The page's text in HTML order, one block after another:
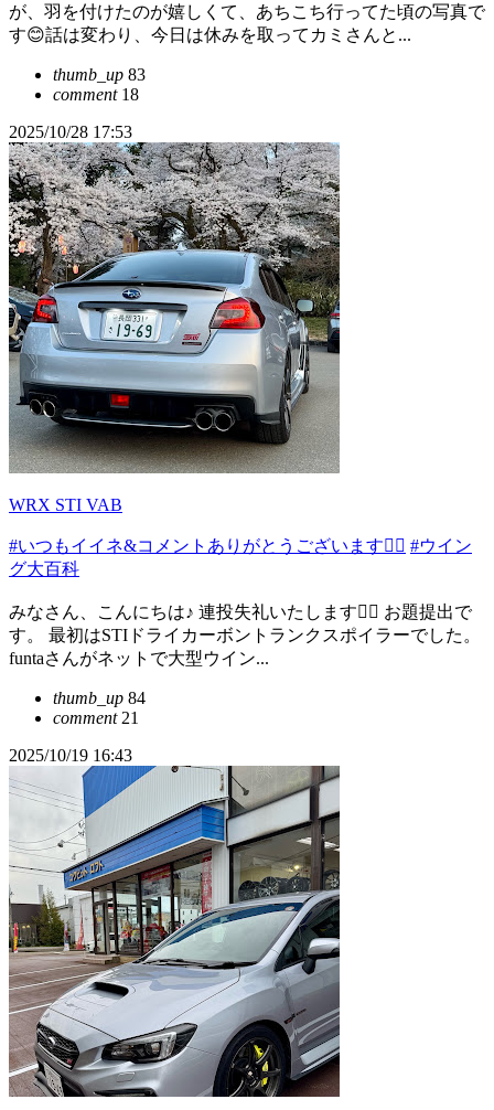
が、羽を付けたのが嬉しくて、あちこち行ってた頃の写真で
す😊話は変わり、今日は休みを取ってカミさんと...
thumb_up 83
comment18
2025/10/28 17:53
WRX STI VAB
#いつもイイネ&コメントありがとうございます🙇‍♂️ #ウイン
グ大百科
みなさん、こんにちは♪ 連投失礼いたします🙇‍♂️ お題提出で
す。 最初はSTIドライカーボントランクスポイラーでした。
funtaさんがネットで大型ウイン...
thumb_up 84
comment21
2025/10/19 16:43